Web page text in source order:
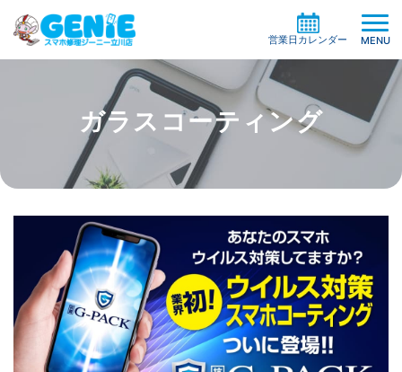
MENU
営業日カレンダー
修理料金の検索
機種一覧から探す
ガラスコーティング
ケイタイサポート
修理事例
修理の流れ
お役立ち情報
お客様の声
よくある質問
店舗情報
お知らせ
ガラスコーティング